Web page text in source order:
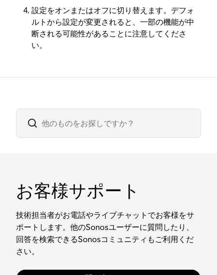
設定をオンまたはオフに切り替えます。デフォ
ルトから設定が変更されると、一部の機能が中
断される可能性があることに注意してくださ
い。
お客様サポート
技術担当者がお電話やライブチャットでお客様をサ
ポートします。他のSonosユーザーに質問したり、
回答を検索できるSonosコミュニティもご利用くだ
さい。